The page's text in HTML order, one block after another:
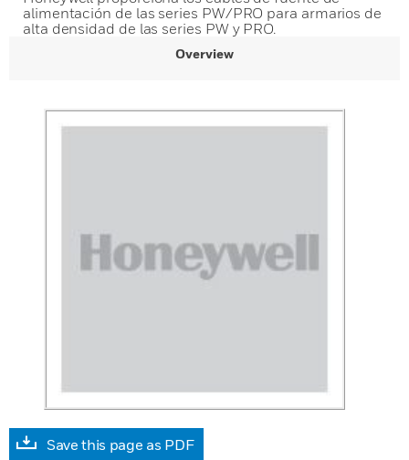
alimentación de las series PW/PRO para armarios de
alta densidad de las series PW y PRO.
Overview
Save this page as PDF